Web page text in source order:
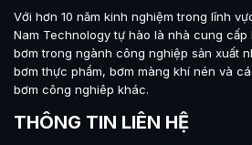
Với hơn 10 năm kinh nghiệm trong lĩnh
Nam Technologytự hào là nhà cung
bơm trong ngành công nghiệp sản xuất
bơm thực phẩm, bơm màng khí nén và
bơm công nghiêp khác.
THÔNG TIN LIÊN HỆ